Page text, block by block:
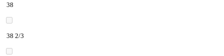
38
38 2/3